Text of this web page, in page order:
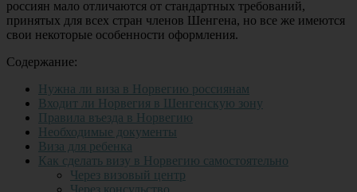
россиян мало отличаются от стандартных требований,
принятых для всех стран членов Шенгена, но все же имеются
свои некоторые особенности оформления.
Содержание:
Нужна ли виза в Норвегию россиянам
Входит ли Норвегия в Шенгенскую зону
Правила въезда в Норвегию
Необходимые документы
Виза для ребенка
Как сделать визу в Норвегию самостоятельно
Через визовый центр
Через консульство